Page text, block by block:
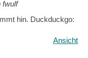
fwulf
hin. Duckduckgo:
Ansicht